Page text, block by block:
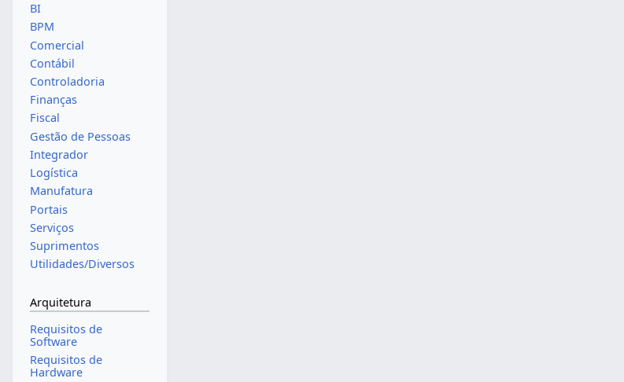
BI
BPM
Comercial
Contábil
Controladoria
Finanças
Fiscal
Gestão de Pessoas
Integrador
Logística
Manufatura
Portais
Serviços
Suprimentos
Utilidades/Diversos
Arquitetura
Requisitos de
Software
Requisitos de
Hardware